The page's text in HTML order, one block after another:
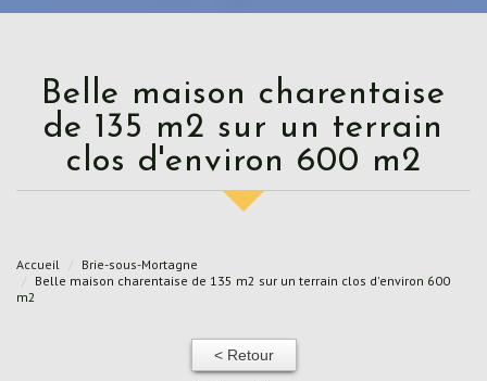
Belle maison charentaise
de 135 m2 sur un terrain
clos d'environ 600 m2
Accueil
Brie-sous-Mortagne
Belle maison charentaise de 135 m2 sur un terrain clos d'environ 600
m2
< Retour